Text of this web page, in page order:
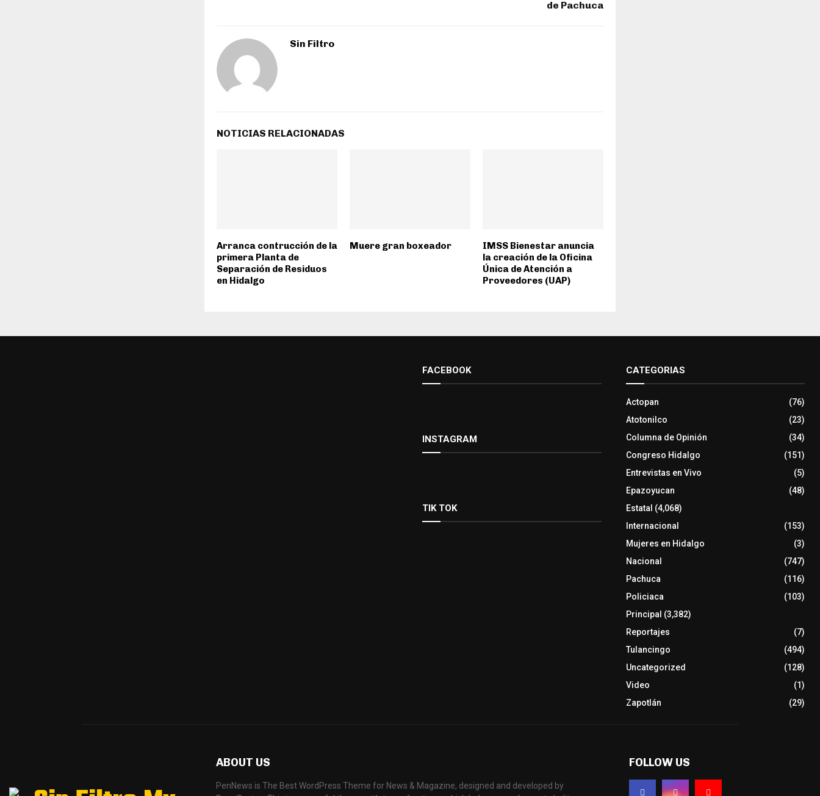
de Pachuca
Sin Filtro
NOTICIAS RELACIONADAS
Arranca contrucción de la
primera Planta de
Separación de Residuos
en Hidalgo
Muere gran boxeador
IMSS Bienestar anuncia
la creación de la Oficina
Única de Atención a
Proveedores (UAP)
FACEBOOK
INSTAGRAM
TIK TOK
CATEGORIAS
Actopan
(76)
Atotonilco
(23)
Columna de Opinión
(34)
Congreso Hidalgo
(151)
Entrevistas en Vivo
(5)
Epazoyucan
(48)
Estatal (4,068)
Internacional
(153)
Mujeres en Hidalgo
(3)
Nacional
(747)
Pachuca
(116)
Policiaca
(103)
Principal (3,382)
Reportajes
(7)
Tulancingo
(494)
Uncategorized
(128)
Video
(1)
Zapotlán
(29)
ABOUT US
PenNews is The Best WordPress Theme for News & Magazine, designed and developed by
FOLLOW US